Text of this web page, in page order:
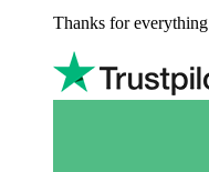
Thanks for everything